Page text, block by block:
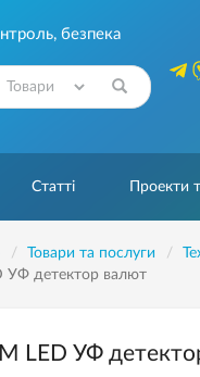
безпека
Статті Проекти
Товари та послуги
УФ детектор валют
LED УФ